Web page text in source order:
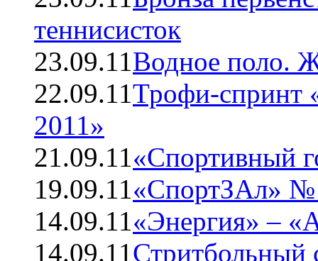
теннисисток
23.09.11Водное поло.
22.09.11Трофи-спринт
2011»
21.09.11«Спортивный
19.09.11«СпортЗАл» №
14.09.11«Энергия» –
14.09.11Стритбольный